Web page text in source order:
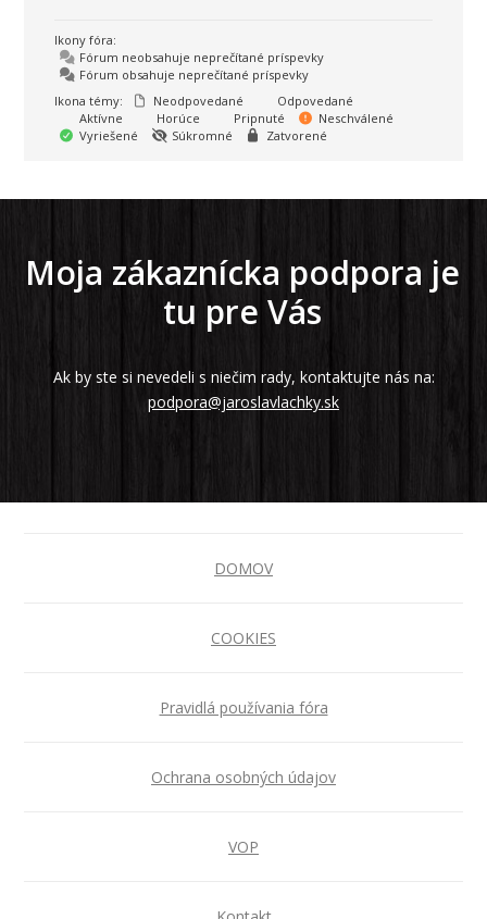
Ikony fóra:
Fórum neobsahuje neprečítané príspevky
Fórum obsahuje neprečítané príspevky
Ikona témy:
Neodpovedané
Odpovedané
Aktívne
Horúce Pripnuté
Neschválené
Vyriešené
Súkromné Zatvorené
Moja zákaznícka podpora je
tu pre Vás
Ak by ste si nevedeli s niečim rady, kontaktujte nás na:
podpora@jaroslavlachky.sk
DOMOV
COOKIES
Pravidlá používania fóra
Ochrana osobných údajov
VOP